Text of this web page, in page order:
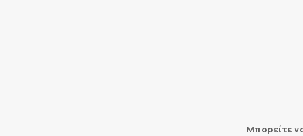
Μπορείτε